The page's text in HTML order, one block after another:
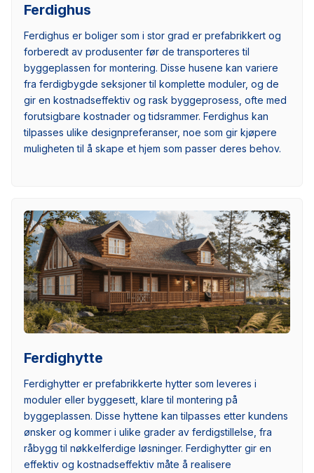
Ferdighus
Ferdighus er boliger som i stor grad er prefabrikkert og
forberedt av produsenter før de transporteres til
byggeplassen for montering. Disse husene kan variere
fra ferdigbygde seksjoner til komplette moduler, og de
gir en kostnadseffektiv og rask byggeprosess, ofte med
forutsigbare kostnader og tidsrammer. Ferdighus kan
tilpasses ulike designpreferanser, noe som gir kjøpere
muligheten til å skape et hjem som passer deres behov.
Ferdighytte
Ferdighytter er prefabrikkerte hytter som leveres i
moduler eller byggesett, klare til montering på
byggeplassen. Disse hyttene kan tilpasses etter kundens
ønsker og kommer i ulike grader av ferdigstillelse, fra
råbygg til nøkkelferdige løsninger. Ferdighytter gir en
effektiv og kostnadseffektiv måte å realisere